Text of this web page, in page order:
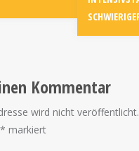
Kommentar
wird nicht veröffentlicht.
* markiert